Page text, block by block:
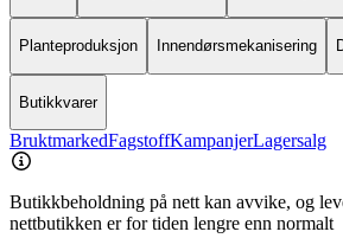
Planteproduksjon Innendørsmekanisering
Butikkvarer
BruktmarkedFagstoffKampanjerLagersalg
Butikkbeholdning på nett kan avvike, og
nettbutikken er for tiden lengre enn normalt